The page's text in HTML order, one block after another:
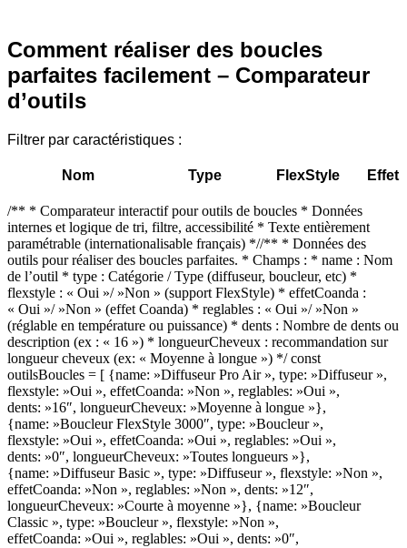
Comment réaliser des boucles
parfaites facilement – Comparateur
d’outils
Filtrer par caractéristiques :
Nom Type FlexStyle Effet
/** * Comparateur interactif pour outils de boucles * Données
internes et logique de tri, filtre, accessibilité * Texte entièrement
paramétrable (internationalisable français) *//** * Données des
outils pour réaliser des boucles parfaites. * Champs : * name : Nom
de l’outil * type : Catégorie / Type (diffuseur, boucleur, etc) *
flexstyle : « Oui »/ »Non » (support FlexStyle) * effetCoanda :
« Oui »/ »Non » (effet Coanda) * reglables : « Oui »/ »Non »
(réglable en température ou puissance) * dents : Nombre de dents ou
description (ex : « 16 ») * longueurCheveux : recommandation sur
longueur cheveux (ex: « Moyenne à longue ») */ const
outilsBoucles = [ {name: »Diffuseur Pro Air », type: »Diffuseur »,
flexstyle: »Oui », effetCoanda: »Non », reglables: »Oui »,
dents: »16″, longueurCheveux: »Moyenne à longue »},
{name: »Boucleur FlexStyle 3000″, type: »Boucleur »,
flexstyle: »Oui », effetCoanda: »Oui », reglables: »Oui »,
dents: »0″, longueurCheveux: »Toutes longueurs »},
{name: »Diffuseur Basic », type: »Diffuseur », flexstyle: »Non »,
effetCoanda: »Non », reglables: »Non », dents: »12″,
longueurCheveux: »Courte à moyenne »}, {name: »Boucleur
Classic », type: »Boucleur », flexstyle: »Non »,
effetCoanda: »Oui », reglables: »Oui », dents: »0″,